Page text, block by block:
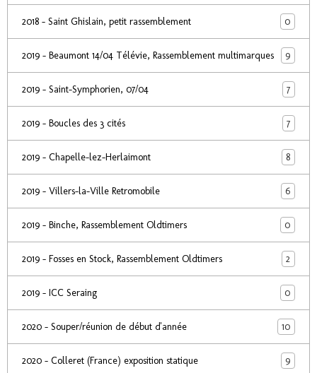
2018 - Saint Ghislain, petit rassemblement 0
2019 - Beaumont 14/04 Télévie, Rassemblement multimarques 9
2019 - Saint-Symphorien, 07/04 7
2019 - Boucles des 3 cités 7
2019 - Chapelle-lez-Herlaimont 8
2019 - Villers-la-Ville Retromobile 6
2019 - Binche, Rassemblement Oldtimers 0
2019 - Fosses en Stock, Rassemblement Oldtimers 2
2019 - ICC Seraing 0
2020 - Souper/réunion de début d'année 10
2020 - Colleret (France) exposition statique 9